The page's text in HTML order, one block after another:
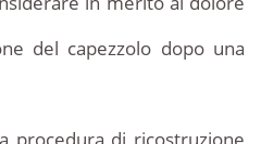
del capezzolo dopo una